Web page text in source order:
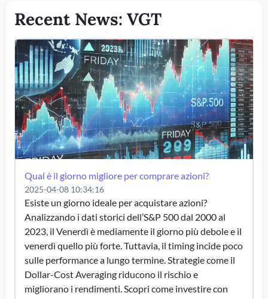
Recent News: VGT
Qual è il giorno migliore per comprare azioni?
2025-04-08 10:34:16
Esiste un giorno ideale per acquistare azioni?
Analizzando i dati storici dell’S&P 500 dal 2000 al
2023, il Venerdì è mediamente il giorno più debole e il
venerdì quello più forte. Tuttavia, il timing incide poco
sulle performance a lungo termine. Strategie come il
Dollar-Cost Averaging riducono il rischio e
migliorano i rendimenti. Scopri come investire con